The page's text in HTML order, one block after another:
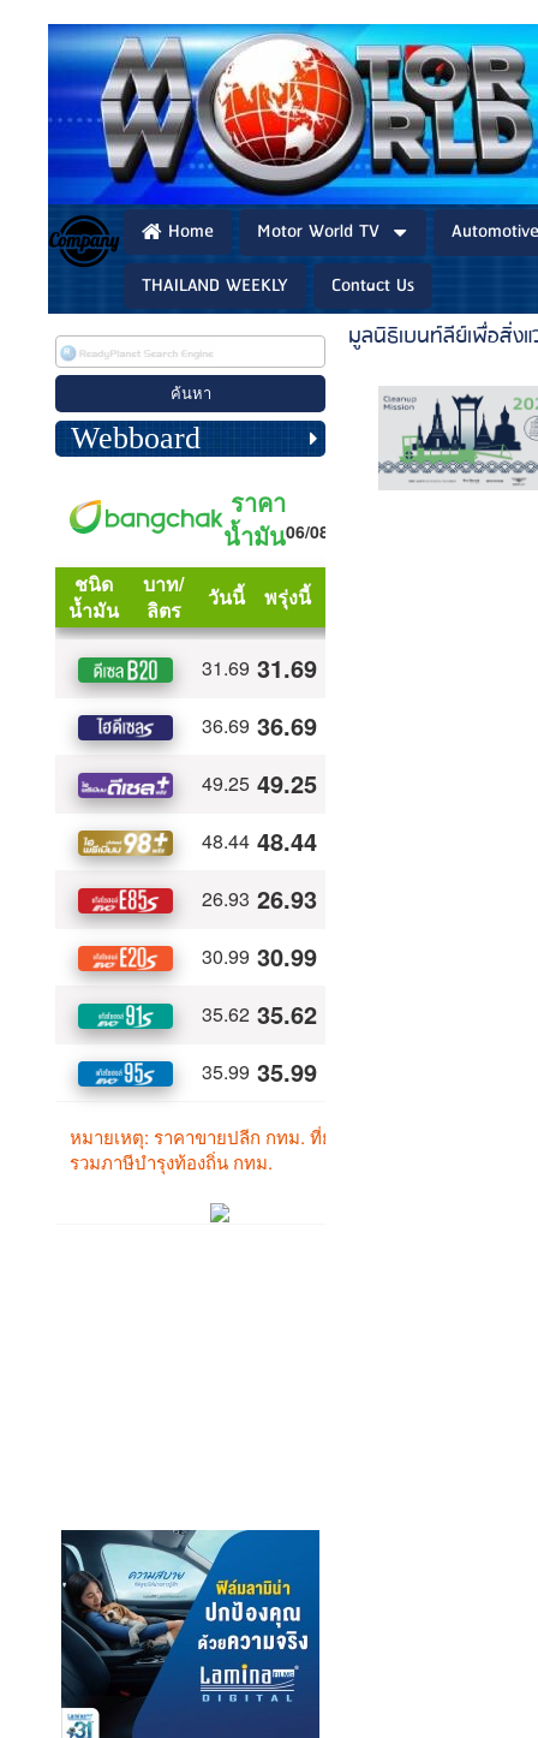
Home Motor World TV
THAILAND WEEKLY
Contact Us
Webboard
มูลนิธิเบนท์ลีย์เพื่อสิ่ง